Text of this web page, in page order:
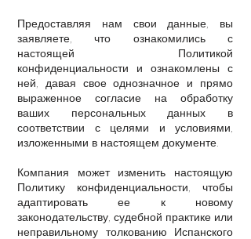
Предоставляя нам свои данные, вы
заявляете, что ознакомились с
настоящей Политикой
конфиденциальности и ознакомлены с
ней, давая свое однозначное и прямо
выраженное согласие на обработку
ваших персональных данных в
соответствии с целями и условиями,
изложенными в настоящем документе.
Компания может изменить настоящую
Политику конфиденциальности, чтобы
адаптировать ее к новому
законодательству, судебной практике или
неправильному толкованию Испанского